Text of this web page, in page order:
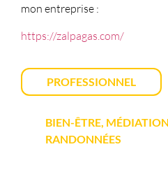
mon entreprise :
https://zalpagas.com/
PROFESSIONNEL
BIEN-ÊTRE,
RANDONNÉES